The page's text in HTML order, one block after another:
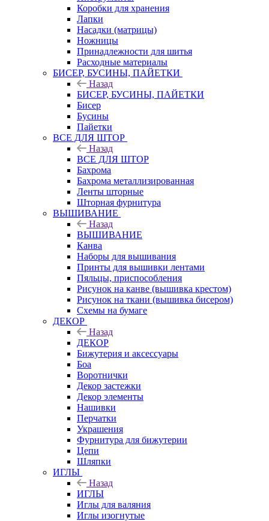
Коробки для хранения
Лапки
Насадки (матрицы)
Ножницы
Принадлежности для шитья
Расходные материалы
БИСЕР, БУСИНЫ, ПАЙЕТКИ
Назад
БИСЕР, БУСИНЫ, ПАЙЕТКИ
Бисер
Бусины
Пайетки
ВСЕ ДЛЯ ШТОР
Назад
ВСЕ ДЛЯ ШТОР
Бахрома
Бахрома металлизированная
Ленты шторные
Шторная фурнитура
ВЫШИВАНИЕ
Назад
ВЫШИВАНИЕ
Канва
Наборы для вышивания
Принты для вышивки лентами
Пяльцы, приспособления
Рисунок на канве (вышивка крестом)
Рисунок на ткани (вышивка бисером)
Схемы на бумаге
ДЕКОР
Назад
ДЕКОР
Бижутерия и аксессуары
Боа
Воротнички
Декор застежки
Декор элементы
Нашивки
Перчатки
Украшения
Фурнитура для бижутерии
Цепи
Шляпки
ИГЛЫ
Назад
ИГЛЫ
Иглы для валяния
Иглы изогнутые